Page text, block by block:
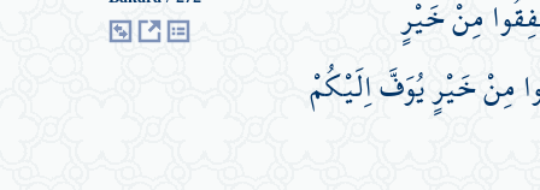
مِنْ خَيْرٍ
مِنْ خَيْرٍ يُوَفَّ اِلَيْكُمْ